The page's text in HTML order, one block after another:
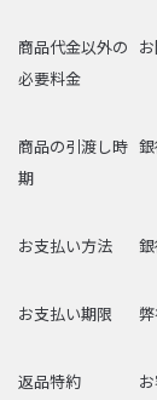
商品代金以外の
必要料金
商品の引渡し時
期
お支払い方法
お支払い期限
返品特約